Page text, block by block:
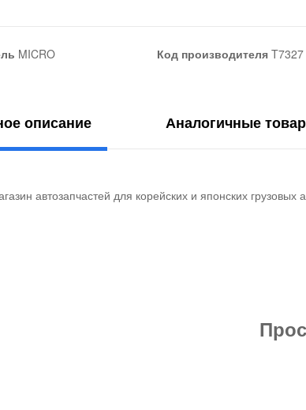
MICRO Код производителяT7327
описание Аналогичные
автозапчастей для корейских и японских грузовых